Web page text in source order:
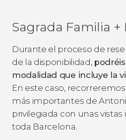
Sagrada Familia
Durante el proceso de
de la disponibilidad,
modalidad que incluye la
En este caso,
más importantes de
privilegiada con unas
toda Barcelona.